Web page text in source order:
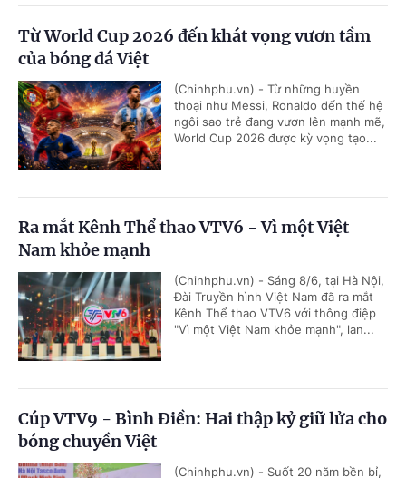
Từ World Cup 2026 đến khát vọng vươn tầm
của bóng đá Việt
(Chinhphu.vn) - Từ những huyền
thoại như Messi, Ronaldo đến thế hệ
ngôi sao trẻ đang vươn lên mạnh mẽ,
World Cup 2026 được kỳ vọng tạo...
Ra mắt Kênh Thể thao VTV6 - Vì một Việt
Nam khỏe mạnh
(Chinhphu.vn) - Sáng 8/6, tại Hà Nội,
Đài Truyền hình Việt Nam đã ra mắt
Kênh Thể thao VTV6 với thông điệp
"Vì một Việt Nam khỏe mạnh", lan...
Cúp VTV9 - Bình Điền: Hai thập kỷ giữ lửa cho
bóng chuyền Việt
(Chinhphu.vn) - Suốt 20 năm bền bỉ,